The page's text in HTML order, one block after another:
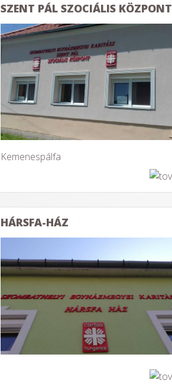
SZENT PÁL SZOCIÁLIS KÖZPONT
Kemenespálfa
HÁRSFA-HÁZ